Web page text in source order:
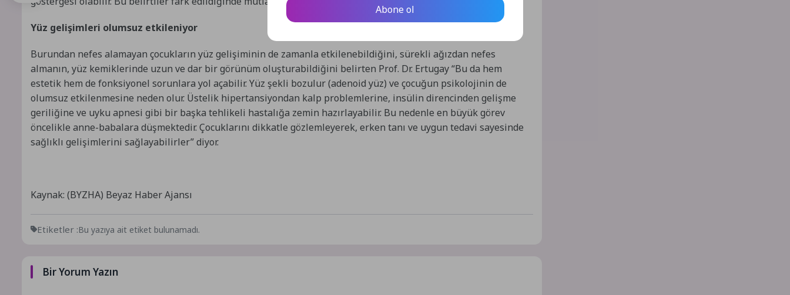
Yüz gelişimleri olumsuz etkileniyor
Burundan nefes alamayan çocukların yüz gelişiminin de zamanla etkilenebildiğini, sürekli ağızdan nefes
almanın, yüz kemiklerinde uzun ve dar bir görünüm oluşturabildiğini belirten Prof. Dr. Ertugay “Bu da hem
estetik hem de fonksiyonel sorunlara yol açabilir. Yüz şekli bozulur (adenoid yüz) ve çocuğun psikolojinin de
olumsuz etkilenmesine neden olur. Üstelik hipertansiyondan kalp problemlerine, insülin direncinden gelişme
geriliğine ve uyku apnesi gibi bir başka tehlikeli hastalığa zemin hazırlayabilir. Bu nedenle en büyük görev
öncelikle anne-babalara düşmektedir. Çocuklarını dikkatle gözlemleyerek, erken tanı ve uygun tedavi sayesinde
sağlıklı gelişimlerini sağlayabilirler” diyor.
Kaynak: (BYZHA) Beyaz Haber Ajansı
Etiketler :Bu yazıya ait etiket bulunamadı.
Bir Yorum Yazın
Abone ol